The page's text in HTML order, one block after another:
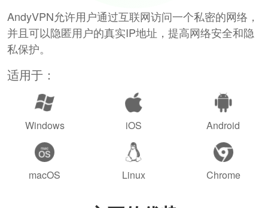
AndyVPN允许用户通过互联网访问一个私密的网络，
并且可以隐匿用户的真实IP地址，提高网络安全和隐
私保护。
适用于：
Windows iOS Android
macOS Linux Chrome